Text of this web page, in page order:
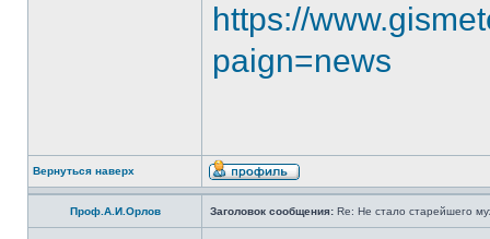
https://
paign=news
Вернуться наверх
Проф.А.И.Орлов Заголовок сообщения: Re: Не стало старейшего